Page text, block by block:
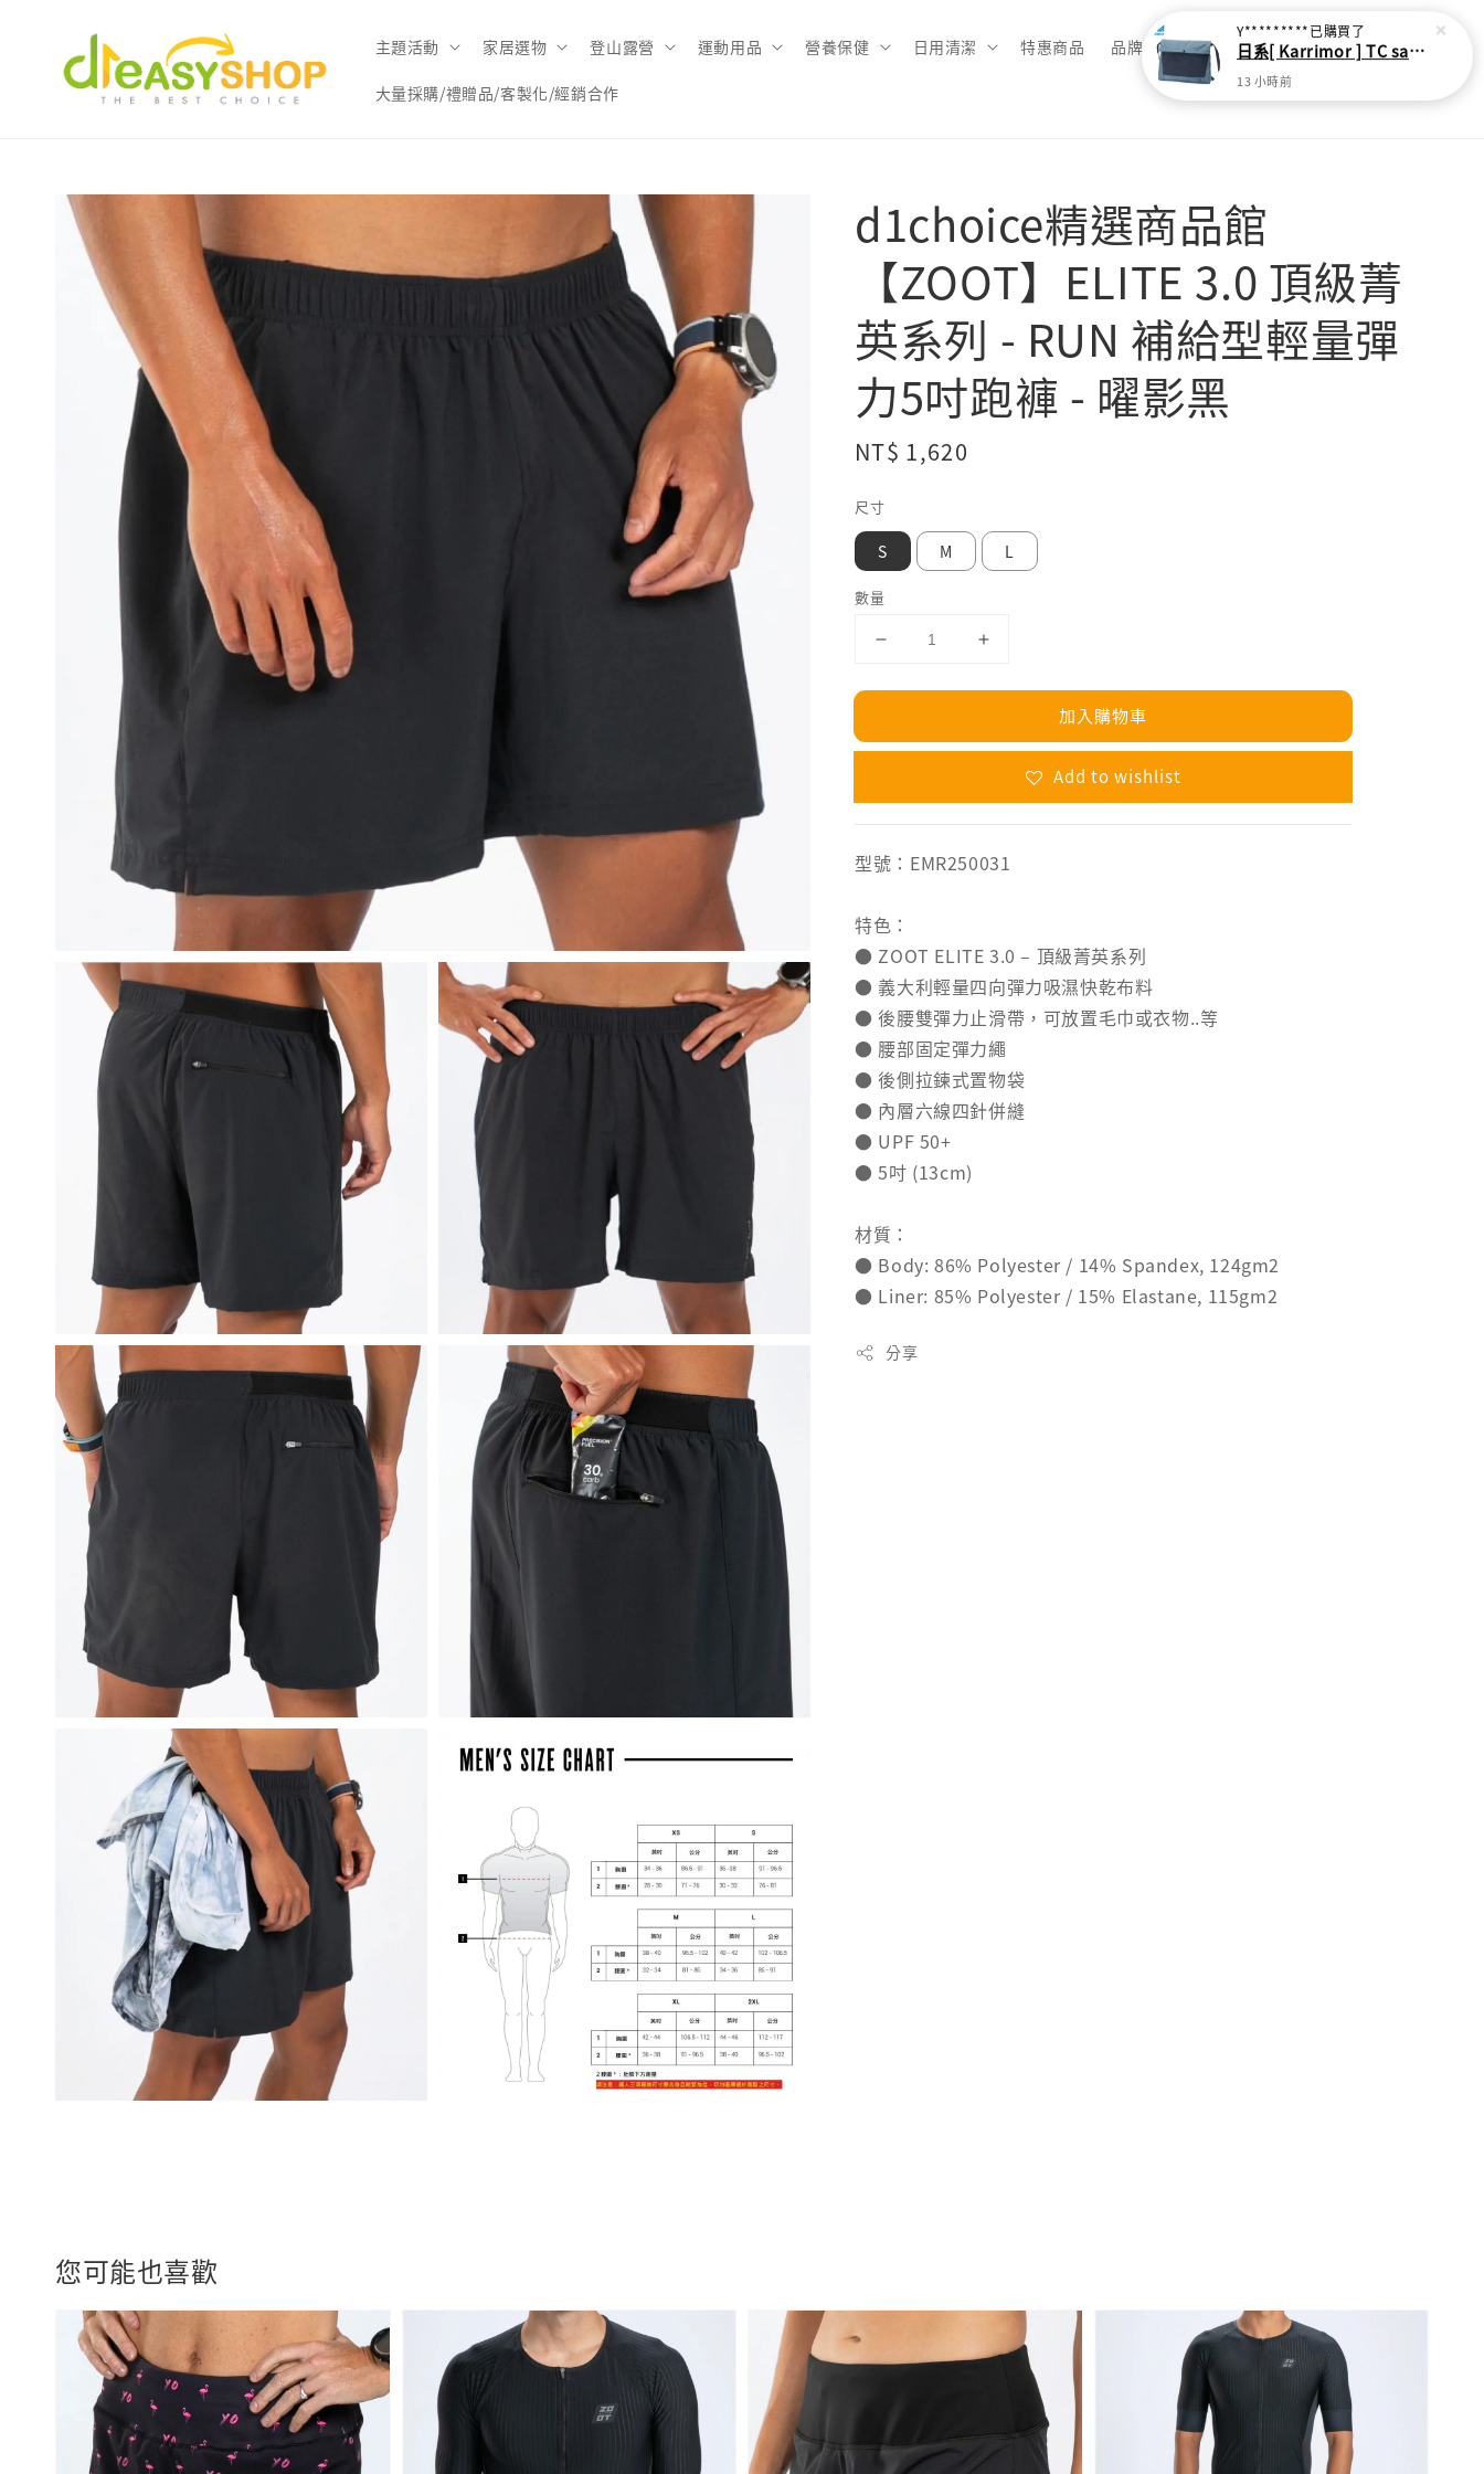
主題活動 家居選物 登山露營 運動用品 營養保健 日用清潔 特惠商品 品牌總覽
大量採購/禮贈品/客製化/經銷合作
d1choice精選商品館
【ZOOT】ELITE 3.0 頂級菁
英系列 - RUN 補給型輕量彈
力5吋跑褲 - 曜影黑
Regular
NT$ 1,620
尺寸
S M L
數量
加入購物車
Add to wishlist
型號：EMR250031
特色：
● ZOOT ELITE 3.0 – 頂級菁英系列
● 義大利輕量四向彈力吸濕快乾布料
● 後腰雙彈力止滑帶，可放置毛巾或衣物..等
● 腰部固定彈力繩
● 後側拉鍊式置物袋
● 內層六線四針併縫
● UPF 50+
● 5吋 (13cm)
材質：
● Body: 86% Polyester / 14% Spandex, 124gm2
● Liner: 85% Polyester / 15% Elastane, 115gm2
分享
您可能也喜歡
Y*********已購買了
日系[ Karrimor ] TC sacoche Ｌ 多功能輕旅收納袋
13 小時前